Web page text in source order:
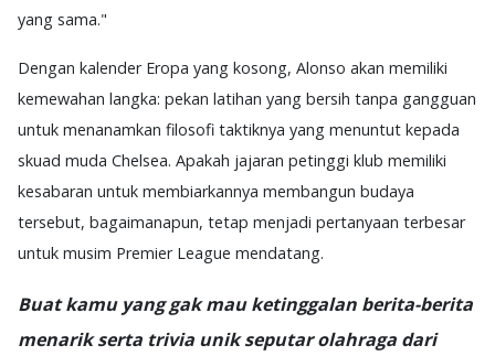
yang sama."
Dengan kalender Eropa yang kosong, Alonso akan memiliki
kemewahan langka: pekan latihan yang bersih tanpa gangguan
untuk menanamkan filosofi taktiknya yang menuntut kepada
skuad muda Chelsea. Apakah jajaran petinggi klub memiliki
kesabaran untuk membiarkannya membangun budaya
tersebut, bagaimanapun, tetap menjadi pertanyaan terbesar
untuk musim Premier League mendatang.
Buat kamu yang gak mau ketinggalan berita-berita
menarik serta trivia unik seputar olahraga dari